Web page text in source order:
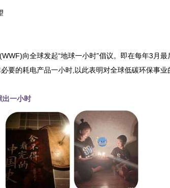
向全球发起“地球一小时”倡议。即在每年3月
要的耗电产品一小时,以此表明对全球低碳环保事业
出一小时